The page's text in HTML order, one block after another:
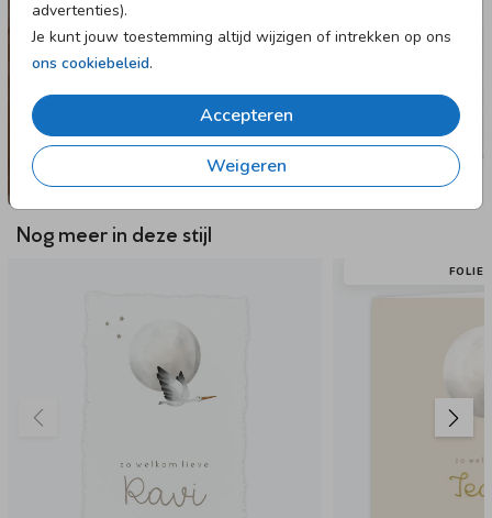
advertenties).
Je kunt jouw toestemming altijd wijzigen of intrekken op ons
ons cookiebeleid.
Accepteren
Weigeren
Nog meer in deze stijl